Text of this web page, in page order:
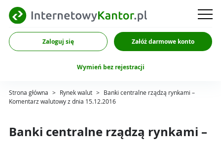
Zaloguj się Załóż darmowe konto
Wymień bez rejestracji
Strona główna > Rynek walut > Banki centralne rządzą rynkami –
Komentarz walutowy z dnia 15.12.2016
Banki centralne rządzą rynkami –